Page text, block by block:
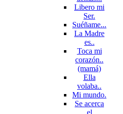
Libero mi
Ser.
Suéñame...
La Madre
es..
Toca mi
corazón..
(mamá)
Ella
volaba..
Mi mundo.
Se acerca
el